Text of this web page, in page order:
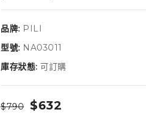
品牌: PILI
型號: NA03011
庫存狀態: 可訂購
$790 $632